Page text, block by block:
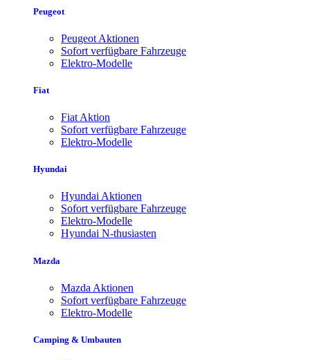
Peugeot
Peugeot Aktionen
Sofort verfügbare Fahrzeuge
Elektro-Modelle
Fiat
Fiat Aktion
Sofort verfügbare Fahrzeuge
Elektro-Modelle
Hyundai
Hyundai Aktionen
Sofort verfügbare Fahrzeuge
Elektro-Modelle
Hyundai N-thusiasten
Mazda
Mazda Aktionen
Sofort verfügbare Fahrzeuge
Elektro-Modelle
Camping & Umbauten